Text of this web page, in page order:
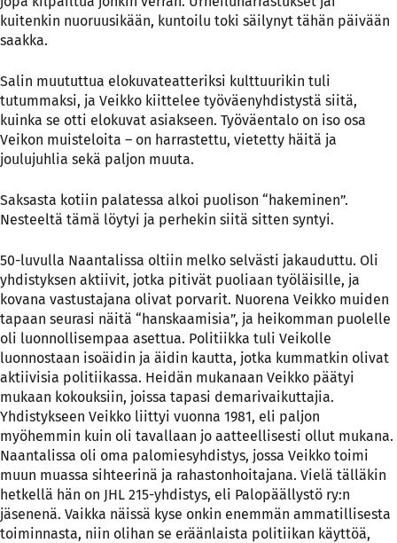
kuitenkin nuoruusikään, kuntoilu toki säilynyt tähän päivään
saakka.
Salin muututtua elokuvateatteriksi kulttuurikin tuli
tutummaksi, ja Veikko kiittelee työväenyhdistystä siitä,
kuinka se otti elokuvat asiakseen. Työväentalo on iso osa
Veikon muisteloita – on harrastettu, vietetty häitä ja
joulujuhlia sekä paljon muuta.
Saksasta kotiin palatessa alkoi puolison “hakeminen”.
Nesteeltä tämä löytyi ja perhekin siitä sitten syntyi.
50-luvulla Naantalissa oltiin melko selvästi jakauduttu. Oli
yhdistyksen aktiivit, jotka pitivät puoliaan työläisille, ja
kovana vastustajana olivat porvarit. Nuorena Veikko muiden
tapaan seurasi näitä “hanskaamisia”, ja heikomman puolelle
oli luonnollisempaa asettua. Politiikka tuli Veikolle
luonnostaan isoäidin ja äidin kautta, jotka kummatkin olivat
aktiivisia politiikassa. Heidän mukanaan Veikko päätyi
mukaan kokouksiin, joissa tapasi demarivaikuttajia.
Yhdistykseen Veikko liittyi vuonna 1981, eli paljon
myöhemmin kuin oli tavallaan jo aatteellisesti ollut mukana.
Naantalissa oli oma palomiesyhdistys, jossa Veikko toimi
muun muassa sihteerinä ja rahastonhoitajana. Vielä tälläkin
hetkellä hän on JHL 215-yhdistys, eli Palopäällystö ry:n
jäsenenä. Vaikka näissä kyse onkin enemmän ammatillisesta
toiminnasta, niin olihan se eräänlaista politiikan käyttöä,